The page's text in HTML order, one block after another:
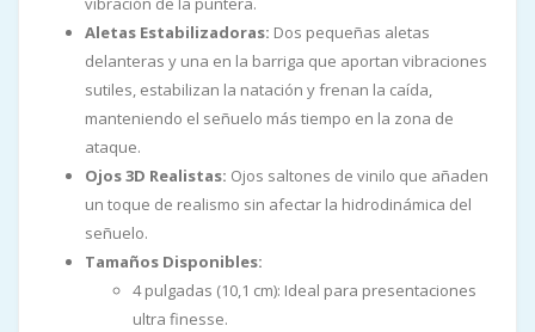
Aletas Estabilizadoras: Dos pequeñas aletas
delanteras y una en la barriga que aportan vibraciones
sutiles, estabilizan la natación y frenan la caída,
manteniendo el señuelo más tiempo en la zona de
ataque.
Ojos 3D Realistas: Ojos saltones de vinilo que añaden
un toque de realismo sin afectar la hidrodinámica del
señuelo.
Tamaños Disponibles:
4 pulgadas (10,1 cm): Ideal para presentaciones
ultra finesse.